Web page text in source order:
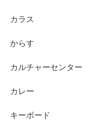
カラス
からす
カルチャーセンター
カレー
キーボード